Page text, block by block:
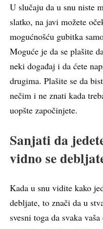
U slučaju da u snu niste
slatko, na javi možete
mogućnošću gubitka
Moguće je da se plašite
neki događaj i da ćete
drugima. Plašite se da
nečim i ne znati kada
uopšte započinjete.
Sanjati da
vidno se
Kada u snu vidite kako
debljate, to znači da u
svesni toga da svaka